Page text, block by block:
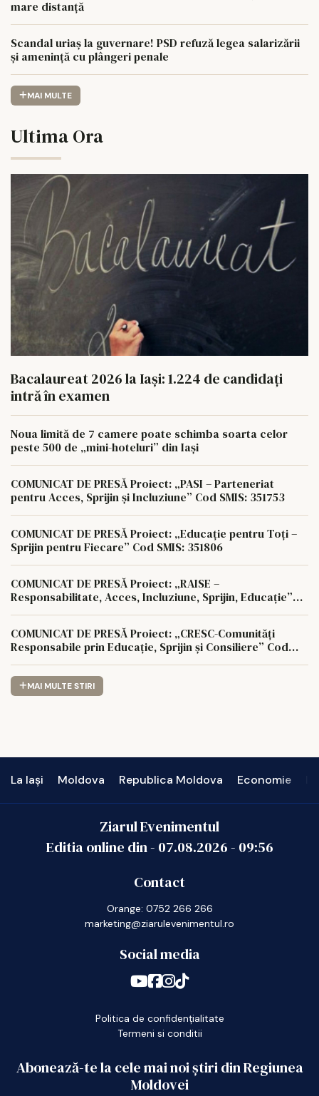
mare distanță
Scandal uriaș la guvernare! PSD refuză legea salarizării
și amenință cu plângeri penale
MAI MULTE
Ultima Ora
Bacalaureat 2026 la Iași: 1.224 de candidați
intră în examen
Noua limită de 7 camere poate schimba soarta celor
peste 500 de „mini-hoteluri” din Iași
COMUNICAT DE PRESĂ Proiect: „PASI – Parteneriat
pentru Acces, Sprijin și Incluziune” Cod SMIS: 351753
COMUNICAT DE PRESĂ Proiect: „Educație pentru Toți –
Sprijin pentru Fiecare” Cod SMIS: 351806
COMUNICAT DE PRESĂ Proiect: „RAISE –
Responsabilitate, Acces, Incluziune, Sprijin, Educație”
COMUNICAT DE PRESĂ Proiect: „CRESC-Comunități
Responsabile prin Educație, Sprijin și Consiliere” Cod
MAI MULTE STIRI
La Iași Moldova Republica Moldova Economie
Ziarul Evenimentul
Editia online din - 07.08.2026- 09:56
Contact
Orange: 0752 266 266
marketing@ziarulevenimentul.ro
Social media
Politica de confidențialitate
Termeni si conditii
Abonează-te la cele mai noi știri din Regiunea
Moldovei